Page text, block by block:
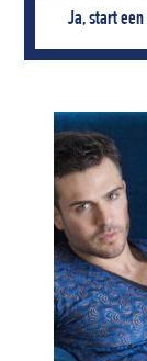
Ja, start